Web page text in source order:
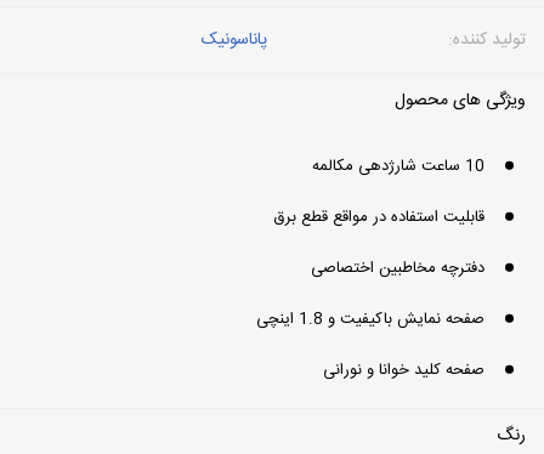
تولید کننده: پاناسونیک
ویژگی های محصول
10 ساعت شارژدهی مکالمه
قابلیت استفاده در مواقع قطع برق
دفترچه مخاطبین اختصاصی
صفحه نمایش باکیفیت و 1.8 اینچی
صفحه کلید خوانا و نورانی
رنگ